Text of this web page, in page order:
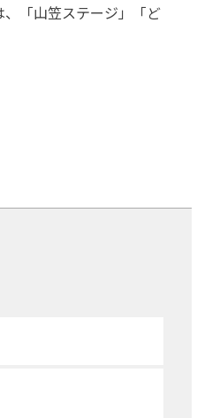
「山笠ステージ」「ど